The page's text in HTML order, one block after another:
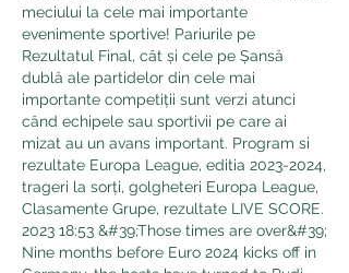
meciului la cele mai importante
evenimente sportive! Pariurile pe
Rezultatul Final, cât și cele pe Șansă
dublă ale partidelor din cele mai
importante competiții sunt verzi atunci
când echipele sau sportivii pe care ai
mizat au un avans important. Program si
rezultate Europa League, editia 2023-2024,
trageri la sorți, golgheteri Europa League,
Clasamente Grupe, rezultate LIVE SCORE.
2023 18:53 &#39;Those times are over&#39;
Nine months before Euro 2024 kicks off in